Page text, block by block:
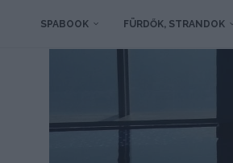
SPABOOK FÜRDŐK, STRANDOK